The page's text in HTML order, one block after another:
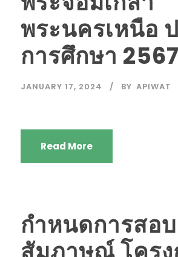
พระนครเหนือ
การศึกษา 2567
JANUARY 17, 2024 BY APIWAT
Read More
กำหนดการสอบ